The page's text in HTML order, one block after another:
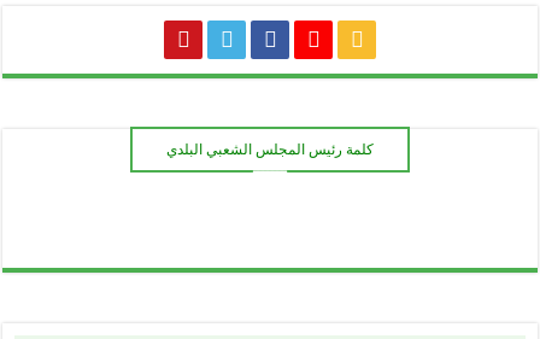
كلمة رئيس المجلس الشعبي البلدي
ـــــــ